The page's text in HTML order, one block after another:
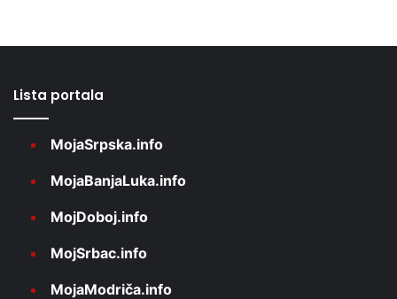
Lista portala
MojaSrpska.info
MojaBanjaLuka.info
MojDoboj.info
MojSrbac.info
MojaModriča.info